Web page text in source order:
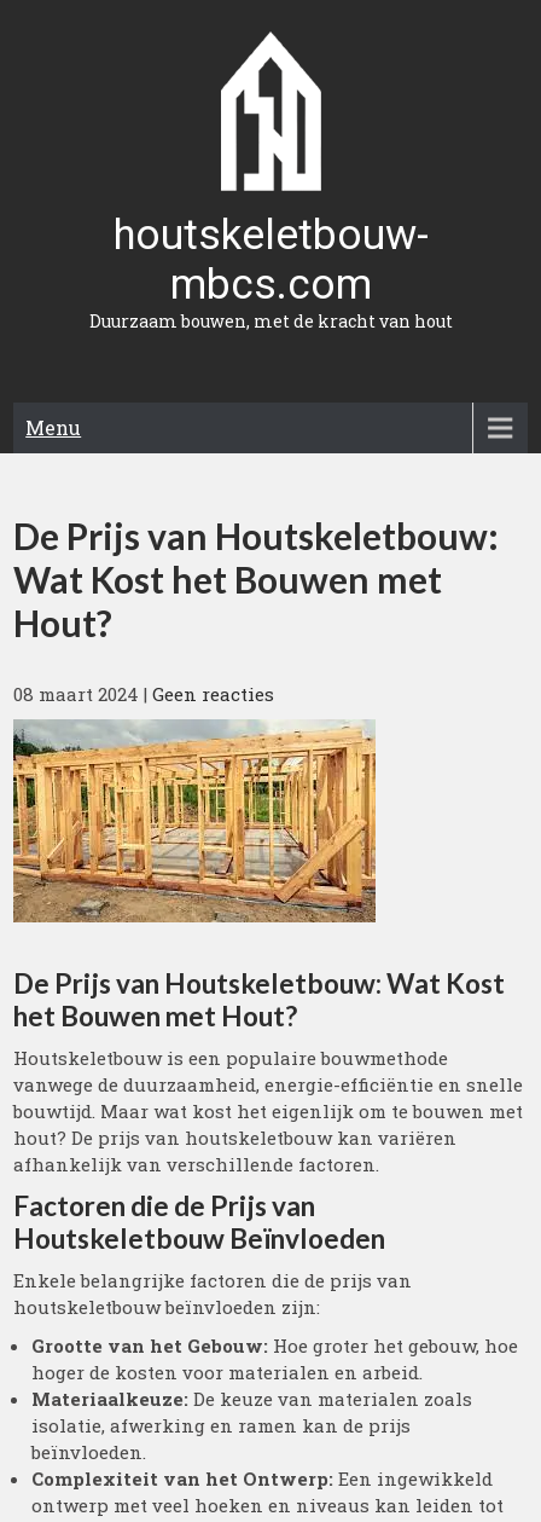
houtskeletbouw-
mbcs.com
Duurzaam bouwen, met de kracht van hout
Menu
De Prijs van Houtskeletbouw:
Wat Kost het Bouwen met
Hout?
08 maart 2024 |Geen reacties
De Prijs van Houtskeletbouw: Wat Kost
het Bouwen met Hout?
Houtskeletbouw is een populaire bouwmethode
vanwege de duurzaamheid, energie-efficiëntie en snelle
bouwtijd. Maar wat kost het eigenlijk om te bouwen met
hout? De prijs van houtskeletbouw kan variëren
afhankelijk van verschillende factoren.
Factoren die de Prijs van
Houtskeletbouw Beïnvloeden
Enkele belangrijke factoren die de prijs van
houtskeletbouw beïnvloeden zijn:
Grootte van het Gebouw: Hoe groter het gebouw, hoe
hoger de kosten voor materialen en arbeid.
Materiaalkeuze: De keuze van materialen zoals
isolatie, afwerking en ramen kan de prijs
beïnvloeden.
Complexiteit van het Ontwerp: Een ingewikkeld
ontwerp met veel hoeken en niveaus kan leiden tot